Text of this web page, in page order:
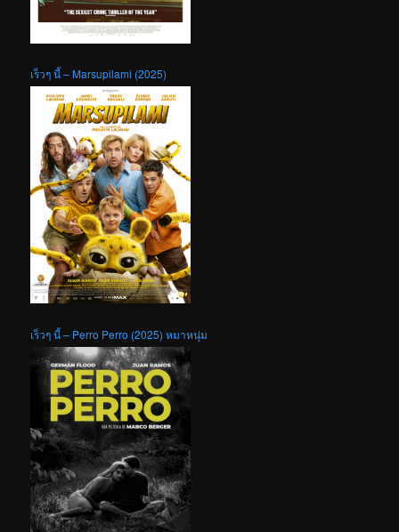
เร็วๆ นี้ – Marsupilami (2025)
เร็วๆ นี้ – Perro Perro (2025) หมาหนุ่ม